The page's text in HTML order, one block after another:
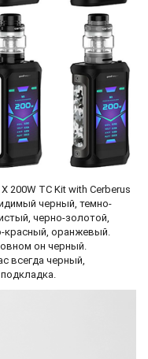
200W TC Kit with Cerberus
черный, темно-
черно-золотой,
красный, оранжевый.
он черный.
всегда черный,